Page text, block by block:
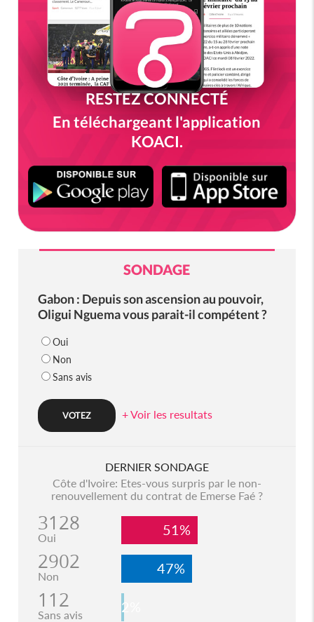
RESTEZ CONNECTÉ
En téléchargeant l'application
KOACI.
SONDAGE
Gabon : Depuis son ascension au pouvoir,
Oligui Nguema vous parait-il compétent ?
Oui
Non
Sans avis
+ Voir les resultats
DERNIER SONDAGE
Côte d'Ivoire: Etes-vous surpris par le non-
renouvellement du contrat de Emerse Faé ?
3128
Oui 51%
2902
Non 47%
112
Sans avis 2%